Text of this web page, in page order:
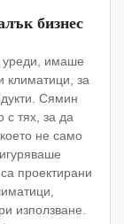
бизнес
уреди, имаше
климатици, за
Сямин
с тях, за да
не само
проектирани
използване.